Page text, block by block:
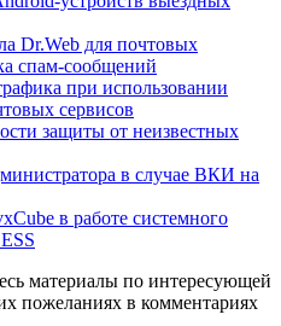
Dr.Web для почтовых
спам-сообщений
при использовании
сервисов
защиты от неизвестных
в случае ВКИ на
в работе системного
материалы по интересующей
пожеланиях в комментариях